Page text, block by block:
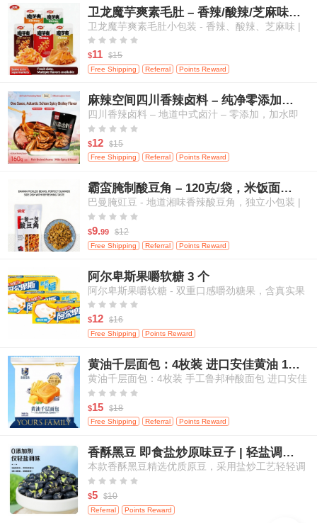
卫龙魔芋爽素毛肚 – 香辣/酸辣/芝麻味，高纤维，20小包
卫龙魔芋爽素毛肚小包装 - 香辣、酸辣、芝麻味 |
高纤维、低热量 | 植物基“毛肚”口感 | 传统中式零
食（多口味混合，量贩装）- 20小包
    
$11 $15
Free Shipping Referral Points Reward
麻辣空间四川香辣卤料 – 纯净零添加，适用于肉类、蛋类及蔬菜
四川香辣卤料 – 地道中式卤汁 – 零添加，加水即
用，适合卤制肉类、鸡蛋和蔬菜
    
$12 $15
Free Shipping Referral Points Reward
霸蛮腌制酸豆角 – 120克/袋，米饭面条的绝佳搭档
巴曼腌豇豆 - 地道湘味香辣酸豆角，独立小包装 |
米饭、面条等百搭佐餐 120克/袋
    
$9.99 $12
Free Shipping Referral Points Reward
阿尔卑斯果嚼软糖 3 个
阿尔卑斯果嚼软糖 - 双重口感嚼劲糖果，含真实果
汁，白桃&芒果口味，3粒装
    
$12 $16
Free Shipping Points Reward
黄油千层面包：4枚装 进口安佳黄油 17小时鲁邦种发酵
黄油千层面包：4枚装 手工鲁邦种酸面包 进口安佳
黄油 17小时自然发酵
    
$15 $18
Free Shipping Referral Points Reward
香酥黑豆 即食盐炒原味豆子 | 轻盐调味 | 零添加剂 | 高蛋白健康休闲零食 | 200g
本款香酥黑豆精选优质原豆，采用盐炒工艺轻轻调
味，不添加任何人工添加剂，保留食材本真滋味。
每一颗黑豆酥脆可口，营养丰富，高蛋白、高纤
维，适合追求健康饮食的您。即开即食，轻松满足
日常嘴馋与营养补给需求，适合居家、办公、外出
    
$5 $10
Referral Points Reward